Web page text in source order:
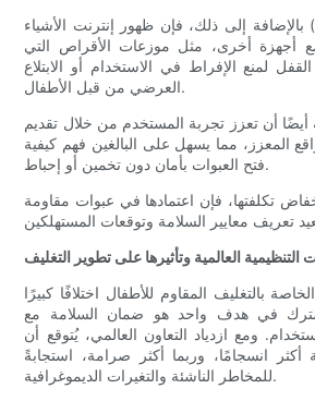
بالإضافة إلى ذلك، فإن ظهور إنترنت الأشياء (IoT) يمثل مشهدًا يمكن
أجهزة أخرى، مثل موزعات الأقراص التي
لمنع الإفراط في الاستخدام أو الابتلاع
العرضي من قبل الأطفال.
أيضًا أن تعزز تجربة المستخدم من خلال تقديم
المعزز، مما يسهل على البالغين فهم كيفية
فتح العبوات بأمان دون تخمين أو إحباط.
تكلفتها، فإن اعتمادها في عبوات مقاومة
التنظيمية العالمية وتأثيرها على تطوير التغليف
بالتغليف المقاوم للأطفال اختلافًا كبيرًا
في هدف واحد هو ضمان السلامة مع
ومع ازدياد التعاون العالمي، يُتوقع أن
أكثر انسجامًا، وربما أكثر صرامة، استجابةً
للمخاطر الناشئة والتغيرات الديموغرافية.